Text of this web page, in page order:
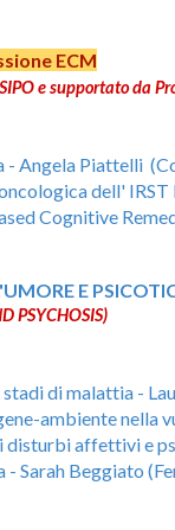
ECM
e supportato da
Angela Piattelli
dell'
Cognitive
E
PSYCHOSIS)
di malattia -
ambiente nella
disturbi affettivi e
- Sarah Beggiato